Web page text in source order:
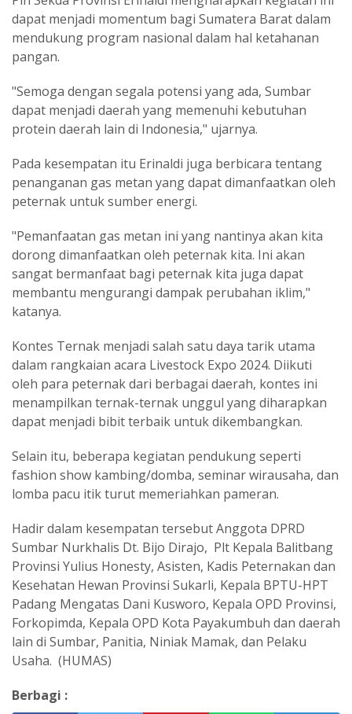
dapat menjadi momentum bagi Sumatera Barat dalam
mendukung program nasional dalam hal ketahanan
pangan.
"Semoga dengan segala potensi yang ada, Sumbar
dapat menjadi daerah yang memenuhi kebutuhan
protein daerah lain di Indonesia," ujarnya.
Pada kesempatan itu Erinaldi juga berbicara tentang
penanganan gas metan yang dapat dimanfaatkan oleh
peternak untuk sumber energi.
"Pemanfaatan gas metan ini yang nantinya akan kita
dorong dimanfaatkan oleh peternak kita. Ini akan
sangat bermanfaat bagi peternak kita juga dapat
membantu mengurangi dampak perubahan iklim,"
katanya.
Kontes Ternak menjadi salah satu daya tarik utama
dalam rangkaian acara Livestock Expo 2024. Diikuti
oleh para peternak dari berbagai daerah, kontes ini
menampilkan ternak-ternak unggul yang diharapkan
dapat menjadi bibit terbaik untuk dikembangkan.
Selain itu, beberapa kegiatan pendukung seperti
fashion show kambing/domba, seminar wirausaha, dan
lomba pacu itik turut memeriahkan pameran.
Hadir dalam kesempatan tersebut Anggota DPRD
Sumbar Nurkhalis Dt. Bijo Dirajo, Plt Kepala Balitbang
Provinsi Yulius Honesty, Asisten, Kadis Peternakan dan
Kesehatan Hewan Provinsi Sukarli, Kepala BPTU-HPT
Padang Mengatas Dani Kusworo, Kepala OPD Provinsi,
Forkopimda, Kepala OPD Kota Payakumbuh dan daerah
lain di Sumbar, Panitia, Niniak Mamak, dan Pelaku
Usaha. (HUMAS)
Berbagi :